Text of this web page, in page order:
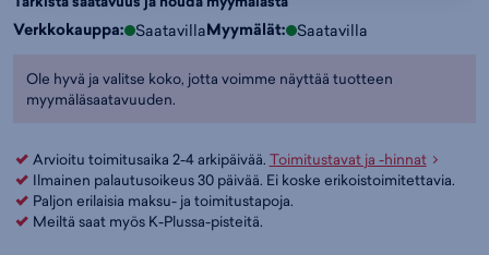
Verkkokauppa: SaatavillaMyymälät: Saatavilla
Ole hyvä ja valitse koko, jotta voimme näyttää tuotteen
myymäläsaatavuuden.
Arvioitu toimitusaika 2-4 arkipäivää. Toimitustavat ja -hinnat
Ilmainen palautusoikeus 30 päivää. Ei koske erikoistoimitettavia.
Paljon erilaisia maksu- ja toimitustapoja.
Meiltä saat myös K-Plussa-pisteitä.